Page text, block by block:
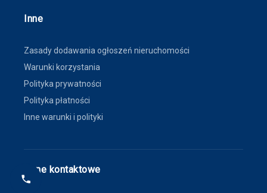
Inne
Zasady dodawania ogłoszeń nieruchomości
Warunki korzystania
Polityka prywatności
Polityka płatności
Inne warunki i polityki
Dane kontaktowe